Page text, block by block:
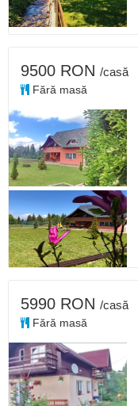
9500 RON /casă
Fără masă
5990 RON /casă
Fără masă